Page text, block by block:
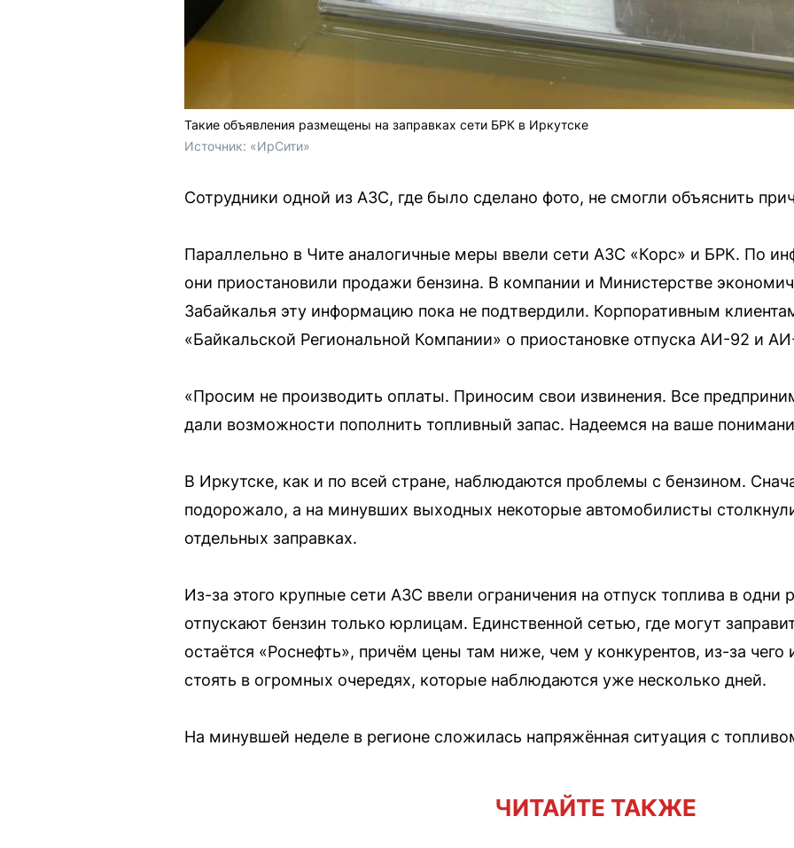
Такие объявления размещены на заправках сети БРК в Иркутске
Источник: «ИрСити»
Сотрудники одной из АЗС, где было сделано фото, не смогли объяснить
Параллельно в Чите аналогичные меры ввели сети АЗС «Корс» и БРК. По
они приостановили продажи бензина. В компании и Министерстве
Забайкалья эту информацию пока не подтвердили. Корпоративным
«Байкальской Региональной Компании» о приостановке отпуска АИ-92 и
«Просим не производить оплаты. Приносим свои извинения. Все
дали возможности пополнить топливный запас. Надеемся на ваше
В Иркутске, как и по всей стране, наблюдаются проблемы с бензином.
подорожало, а на минувших выходных некоторые автомобилисты
отдельных заправках.
Из-за этого крупные сети АЗС ввели ограничения на отпуск топлива в одни
отпускают бензин только юрлицам. Единственной сетью, где могут
остаётся «Роснефть», причём цены там ниже, чем у конкурентов, из-за
стоять в огромных очередях, которые наблюдаются уже несколько дней.
На минувшей неделе в регионе сложилась напряжённая ситуация с
ЧИТАЙТЕ ТАКЖЕ